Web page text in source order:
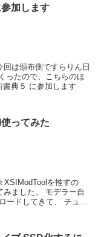
加します
は頒布側ですらりん日
ったので、こちらのほ
典５ に参加します
ってみた
XSIModToolを推すの
ました。 モデラー自
ードしてきて、 チュー